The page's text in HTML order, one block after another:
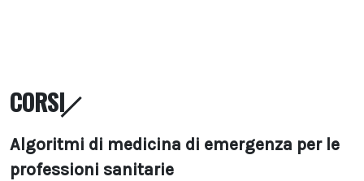
CORSI
Algoritmi di medicina di emergenza per le
professioni sanitarie